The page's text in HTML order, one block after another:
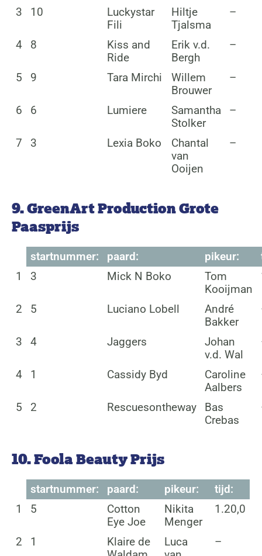
3 10
Luckystar
Fili
Hiltje
Tjalsma
–
4 8
Kiss and
Ride
Erik v.d.
Bergh
–
5 9 Tara Mirchi
Willem
Brouwer
–
6 6 Lumiere
Samantha
Stolker
–
7 3 Lexia Boko
Chantal
van
Ooijen
–
9. GreenArt Production Grote
Paasprijs
startnummer: paard: pikeur:
1
3 Mick N Boko
Tom
Kooijman
2 5 Luciano Lobell
André
Bakker
3 4 Jaggers
Johan
v.d. Wal
4 1 Cassidy Byd
Caroline
Aalbers
5 2 Rescuesontheway
Bas
Crebas
10. Foola Beauty Prijs
startnummer: paard: pikeur:
tijd:
1
5
Cotton
Eye Joe
Nikita
Menger
1.20,0
2 1
Klaire de
Luca
–